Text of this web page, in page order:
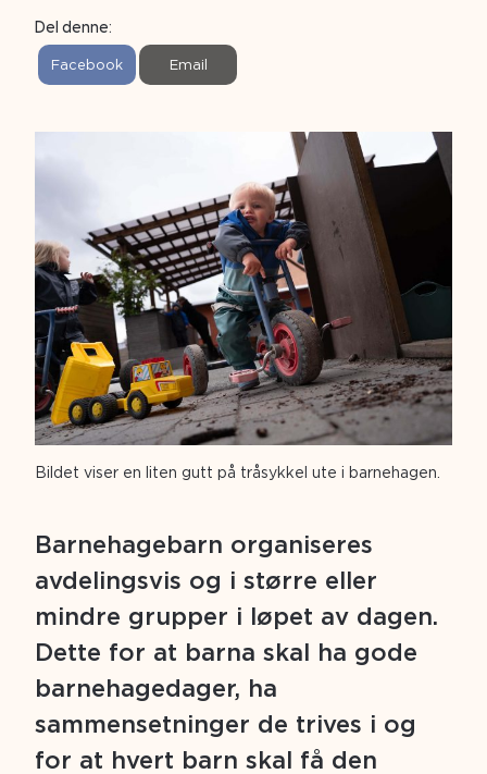
Del denne:
S
o
Facebook
S
Email
Bildet viser en liten gutt på tråsykkel ute i barnehagen.
Barnehagebarn organiseres
avdelingsvis og i større eller
mindre grupper i løpet av dagen.
Dette for at barna skal ha gode
barnehagedager, ha
sammensetninger de trives i og
for at hvert barn skal få den